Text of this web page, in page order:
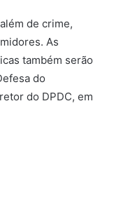
de crime,
As
também serão
do
do DPDC, em